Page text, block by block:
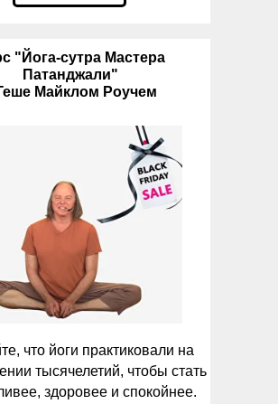
что йоги практиковали на
тысячелетий, чтобы стать
здоровее и спокойнее.
"Йога-сутра Мастера
Патанджали"
Майклом Роучем